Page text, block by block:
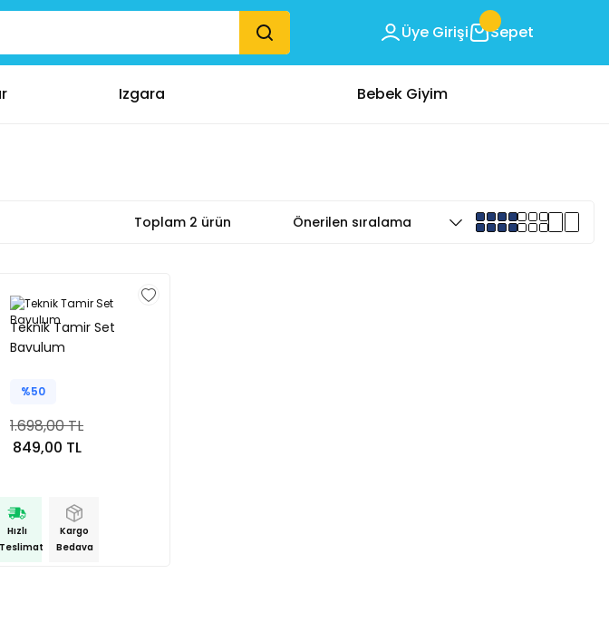
Üye Girişi Sepet
Izgara Bebek Giyim
Toplam 2 ürün
Teknik Tamir Set
Bavulum
%50
1.698,00 TL
849,00 TL
Hızlı
Teslimat
Kargo
Bedava